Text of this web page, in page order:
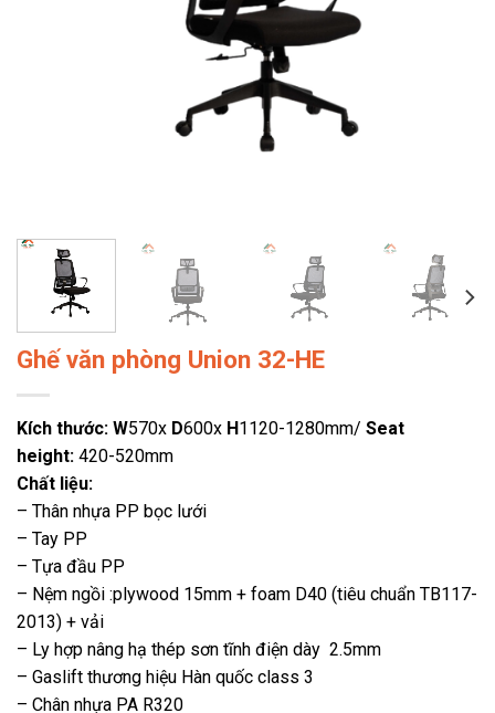
Ghế văn phòng Union 32-HE
Kích thước: W570x D600x H1120-1280mm/ Seat
height: 420-520mm
Chất liệu:
– Thân nhựa PP bọc lưới
– Tay PP
– Tựa đầu PP
– Nệm ngồi :plywood 15mm + foam D40 (tiêu chuẩn TB117-
2013) + vải
– Ly hợp nâng hạ thép sơn tĩnh điện dày 2.5mm
– Gaslift thương hiệu Hàn quốc class 3
– Chân nhựa PA R320